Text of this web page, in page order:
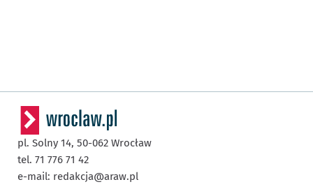
pl. Solny 14, 50-062 Wrocław
tel. 71 776 71 42
e-mail: redakcja@araw.pl